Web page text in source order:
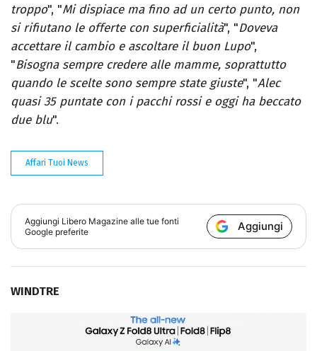
troppo", "Mi dispiace ma fino ad un certo punto, non
si rifiutano le offerte con superficialità", "Doveva
accettare il cambio e ascoltare il buon Lupo",
"Bisogna sempre credere alle mamme, soprattutto
quando le scelte sono sempre state giuste", "Alec
quasi 35 puntate con i pacchi rossi e oggi ha beccato
due blu".
Affari Tuoi News
Aggiungi Libero Magazine alle tue fonti
Google preferite
Aggiungi
WINDTRE